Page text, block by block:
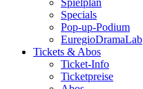
Spielplan
Specials
Pop-up-Podium
EuregioDramaLab
Tickets & Abos
Ticket-Info
Ticketpreise